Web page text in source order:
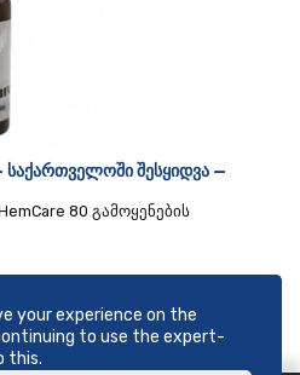
your experience on the
to use the expert-
this.
შესყიდვა —
80 გამოყენების